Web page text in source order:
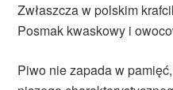
Zwłaszcza w polskim
Posmak kwaskowy i
Piwo nie zapada w